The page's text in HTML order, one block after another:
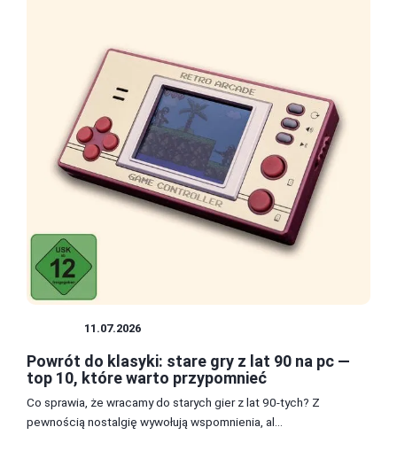
11.07.2026
Powrót do klasyki: stare gry z lat 90 na pc —
top 10, które warto przypomnieć
Co sprawia, że wracamy do starych gier z lat 90-tych? Z
pewnością nostalgię wywołują wspomnienia, al...